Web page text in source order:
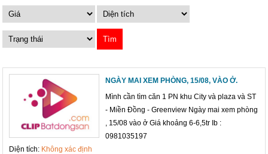
NGÀY MAI XEM PHÒNG, 15/08, VÀO Ở.
Mình cần tìm căn 1 PN khu City và plaza và ST
- Miền Đồng - Greenview Ngày mai xem phòng
, 15/08 vào ở Giá khoảng 6-6,5tr Ib :
0981035197
Diện tích: Không xác định